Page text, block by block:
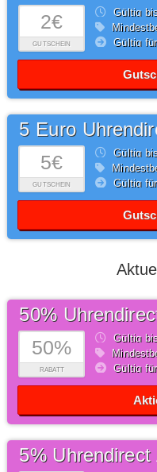
2€
GUTSCHEIN
Gültig
Gültig
5€
GUTSCHEIN
5 Euro
Gültig
Gültig
50%
RABATT
50%
Gültig
Gültig
5% Uhrendirect